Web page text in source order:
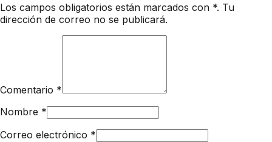
Los campos obligatorios están marcados con *. Tu
dirección de correo no se publicará.
Comentario *
Nombre *
Correo electrónico *